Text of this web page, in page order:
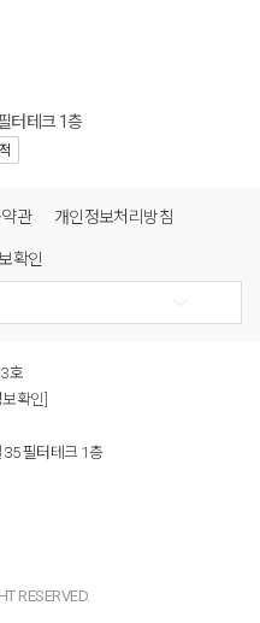
터테크 1층
관 개인정보처리방침
확인
호
확인]
필터테크 1층
RESERVED.